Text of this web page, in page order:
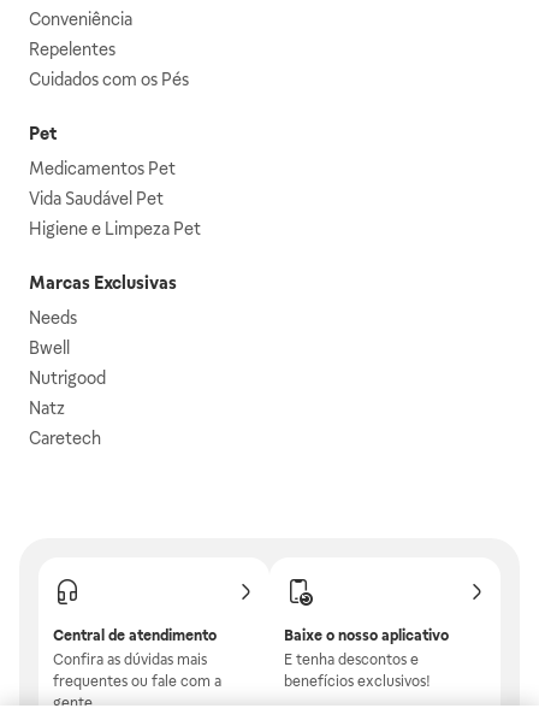
Conveniência
Repelentes
Cuidados com os Pés
Pet
Medicamentos Pet
Vida Saudável Pet
Higiene e Limpeza Pet
Marcas Exclusivas
Needs
Bwell
Nutrigood
Natz
Caretech
Central de atendimento
Confira as dúvidas mais
frequentes ou fale com a
gente.
Baixe o nosso aplicativo
E tenha descontos e
benefícios exclusivos!